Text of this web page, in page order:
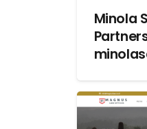
Minola